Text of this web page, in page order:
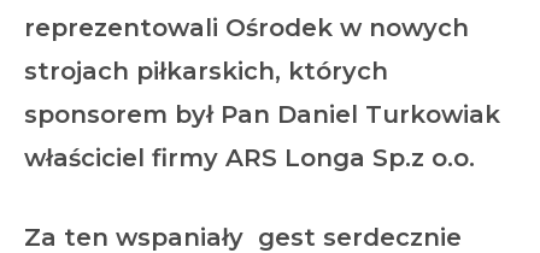
reprezentowali Ośrodek w nowych
strojach piłkarskich, których
sponsorem był Pan Daniel Turkowiak
właściciel firmy ARS Longa Sp.z o.o.
Za ten wspaniały gest serdecznie